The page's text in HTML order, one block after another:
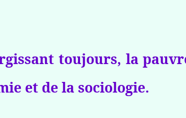
toujours, la
et de la sociologie.